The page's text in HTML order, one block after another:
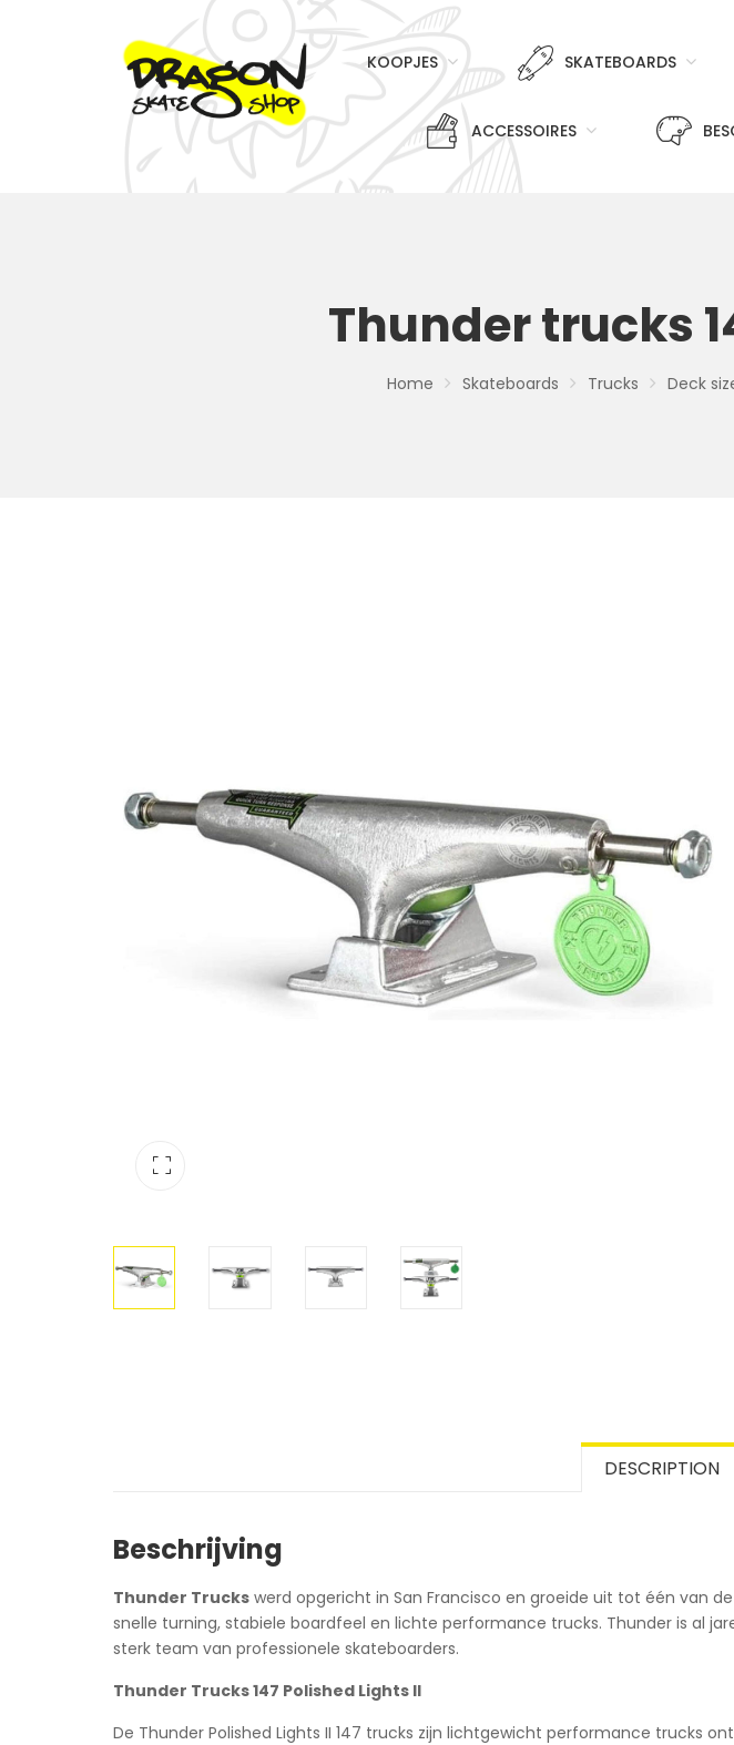
KOOPJES SKATEBOARDS
ACCESSOIRES
Thunder trucks
Home Skateboards Trucks Deck
DESCRIPTION
Beschrijving
Thunder Trucks werd opgericht in San Francisco en groeide uit tot één van
snelle turning, stabiele boardfeel en lichte performance trucks. Thunder is al
sterk team van professionele skateboarders.
Thunder Trucks 147 Polished Lights II
De Thunder Polished Lights II 147 trucks zijn lichtgewicht performance trucks